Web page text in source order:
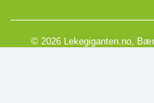
© 2026 Lekegiganten.no,